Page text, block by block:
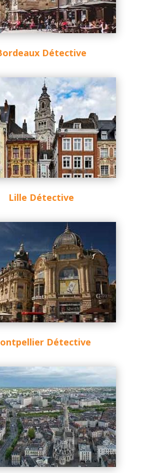
Détective
Lille Détective
Détective